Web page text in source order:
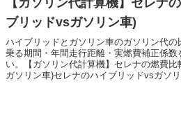
ブリッドvsガソリン車)
ハイブリッドとガソリン車のガソリン代の
乗る期間・年間走行距離・実燃費補正係数
い。【ガソリン代計算機】セレナの燃費比
ガソリン車)セレナのハイブリッドvsガソリ